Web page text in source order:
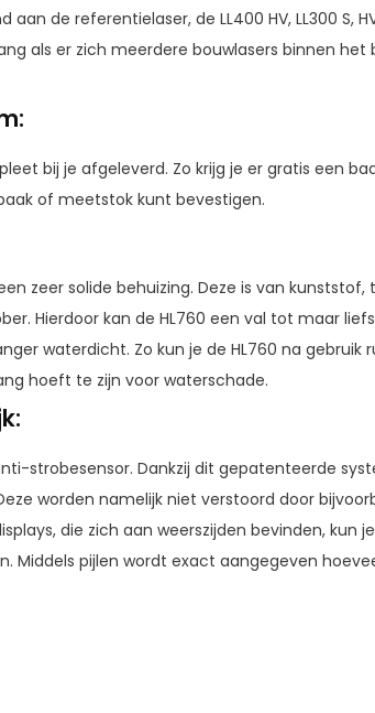
de referentielaser, de LL400 HV, LL300 S,
als er zich meerdere bouwlasers binnen het
bij je afgeleverd. Zo krijg je er gratis een
of meetstok kunt bevestigen.
zeer solide behuizing. Deze is van kunststof,
Hierdoor kan de HL760 een val tot maar
waterdicht. Zo kun je de HL760 na gebruik
hoeft te zijn voor waterschade.
strobesensor. Dankzij dit gepatenteerde
worden namelijk niet verstoord door
die zich aan weerszijden bevinden,
Middels pijlen wordt exact aangegeven